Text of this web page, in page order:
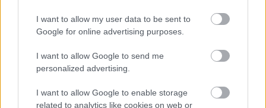
I want to allow my user data to be sent to
Google for online advertising purposes.
I want to allow Google to send me
personalized advertising.
I want to allow Google to enable storage
related to analytics like cookies on web or
Analyse av konkurrenter og markeder
Innsyn i saker fra domstolene
Roller, eierskap og selskapsnettverk